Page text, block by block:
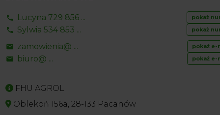
Lucyna 729 856 ... pokaż
Sylwia 534 853 ... pokaż
zamowienia@ ... pokaż e-
biuro@ ... pokaż e-
FHU AGROL
Oblekoń 156a, 28-133 Pacanów